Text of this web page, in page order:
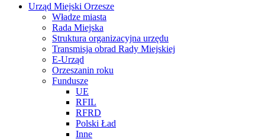
Urząd Miejski Orzesze
Władze miasta
Rada Miejska
Struktura organizacyjna urzędu
Transmisja obrad Rady Miejskiej
E-Urząd
Orzeszanin roku
Fundusze
UE
RFIL
RFRD
Polski Ład
Inne